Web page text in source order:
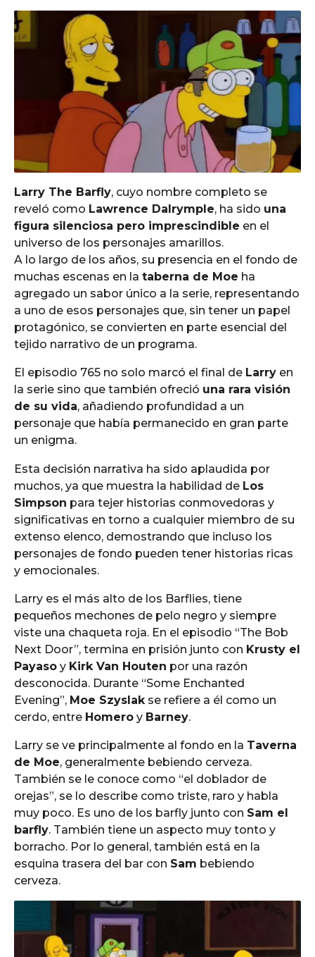
Larry The Barfly, cuyo nombre completo se
reveló como Lawrence Dalrymple, ha sido una
figura silenciosa pero imprescindible en el
universo de los personajes amarillos.
A lo largo de los años, su presencia en el fondo de
muchas escenas en la taberna de Moe ha
agregado un sabor único a la serie, representando
a uno de esos personajes que, sin tener un papel
protagónico, se convierten en parte esencial del
tejido narrativo de un programa.
El episodio 765 no solo marcó el final de Larry en
la serie sino que también ofreció una rara visión
de su vida, añadiendo profundidad a un
personaje que había permanecido en gran parte
un enigma.
Esta decisión narrativa ha sido aplaudida por
muchos, ya que muestra la habilidad de Los
Simpson para tejer historias conmovedoras y
significativas en torno a cualquier miembro de su
extenso elenco, demostrando que incluso los
personajes de fondo pueden tener historias ricas
y emocionales.
Larry es el más alto de los Barflies, tiene
pequeños mechones de pelo negro y siempre
viste una chaqueta roja. En el episodio “The Bob
Next Door”, termina en prisión junto con Krusty el
Payaso y Kirk Van Houten por una razón
desconocida. Durante “Some Enchanted
Evening”, Moe Szyslak se refiere a él como un
cerdo, entre Homero y Barney.
Larry se ve principalmente al fondo en la Taverna
de Moe, generalmente bebiendo cerveza.
También se le conoce como “el doblador de
orejas”, se lo describe como triste, raro y habla
muy poco. Es uno de los barfly junto con Sam el
barfly. También tiene un aspecto muy tonto y
borracho. Por lo general, también está en la
esquina trasera del bar con Sam bebiendo
cerveza.